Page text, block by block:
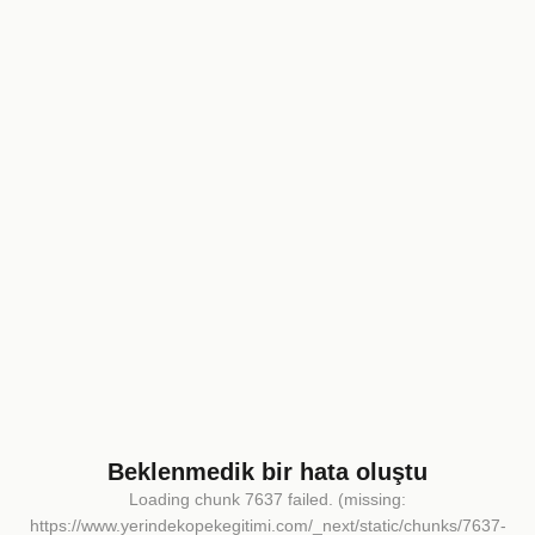
Beklenmedik bir hata oluştu
Loading chunk 7637 failed. (missing:
https://www.yerindekopekegitimi.com/_next/static/chunks/7637-